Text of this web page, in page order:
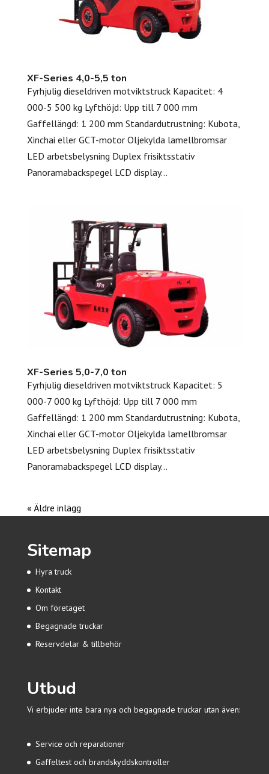
XF-Series 4,0-5,5 ton
Fyrhjulig dieseldriven motviktstruck Kapacitet: 4
000-5 500 kg Lyfthöjd: Upp till 7 000 mm
Gaffellängd: 1 200 mm Standardutrustning: Kubota,
Xinchai eller GCT-motor Oljekylda lamellbromsar
LED arbetsbelysning Duplex frisiktsstativ
Panoramabackspegel LCD display...
XF-Series 5,0-7,0 ton
Fyrhjulig dieseldriven motviktstruck Kapacitet: 5
000-7 000 kg Lyfthöjd: Upp till 7 000 mm
Gaffellängd: 1 200 mm Standardutrustning: Kubota,
Xinchai eller GCT-motor Oljekylda lamellbromsar
LED arbetsbelysning Duplex frisiktsstativ
Panoramabackspegel LCD display...
« Äldre inlägg
Sitemap
Hyra truck
Kontakt
Om företaget
Begagnade truckar
Reservdelar & tillbehör
Utbud
Vi erbjuder inte bara nya och begagnade truckar utan även:
Service och reparationer
Gaffeltest och brandskyddskontroller